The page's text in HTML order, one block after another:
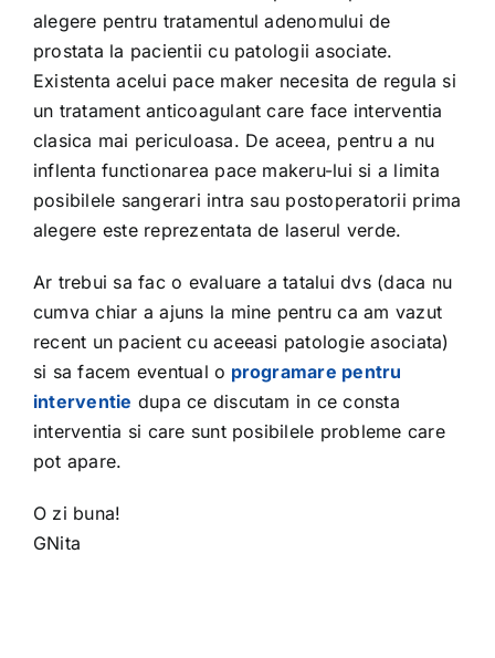
alegere pentru tratamentul adenomului de
prostata la pacientii cu patologii asociate.
Existenta acelui pace maker necesita de regula si
un tratament anticoagulant care face interventia
clasica mai periculoasa. De aceea, pentru a nu
inflenta functionarea pace makeru-lui si a limita
posibilele sangerari intra sau postoperatorii prima
alegere este reprezentata de laserul verde.
Ar trebui sa fac o evaluare a tatalui dvs (daca nu
cumva chiar a ajuns la mine pentru ca am vazut
recent un pacient cu aceeasi patologie asociata)
si sa facem eventual o programare pentru
interventie dupa ce discutam in ce consta
interventia si care sunt posibilele probleme care
pot apare.
O zi buna!
GNita